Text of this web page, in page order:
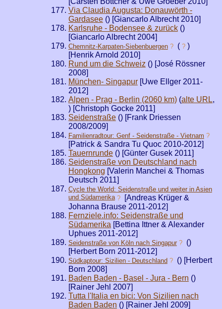
Via Claudia Augusta: Donauwörth -
Gardasee() [Giancarlo Albrecht 2010]
Karlsruhe - Bodensee & zurück()
[Giancarlo Albrecht 2004]
Chemnitz-Karpaten-Siebenbuergen? (? )
[Henrik Arnold 2010]
Rund um die Schweiz () [José Rössner
2008]
München- Singapur[Uwe Ellger 2011-
2012]
Alpen - Prag - Berlin (2060 km)(alte URL,
) [Christoph Gocke 2011]
Seidenstraße() [Frank Driessen
2008/2009]
Familienradtour: Genf - Seidenstraße - Vietnam ?
[Patrick & Sandra Tu Quoc 2010-2012]
Tauernrunde() [Günter Gusek 2011]
Seidenstraße von Deutschland nach
Hongkong [Valerin Manchei & Thomas
Deutsch 2011]
Cycle the World: Seidenstraße und weiter in Asien
und Südamerika?
[Andreas Krüger &
Johanna Brause 2011-2012]
Fernziele.info: Seidenstraße und
Südamerika [Bettina Ittner & Alexander
Uphues 2011-2012]
Seidenstraße von Köln nach Singapur? ()
[Herbert Born 2011-2012]
Südkaptour: Sizilien - Deutschland? () [Herbert
Born 2008]
Baden Baden - Basel - Jura - Bern ()
[Rainer Jehl 2007]
Tutta l'Italia en bici: Von Sizilien nach
Baden Baden () [Rainer Jehl 2009]